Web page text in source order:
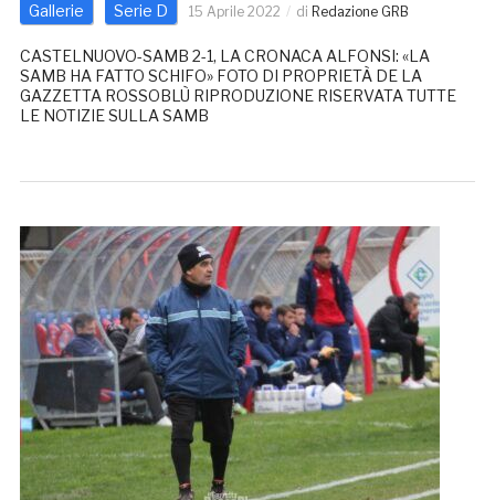
Gallerie Serie D 15 Aprile 2022 di Redazione GRB
CASTELNUOVO-SAMB 2-1, LA CRONACA ALFONSI: «LA
SAMB HA FATTO SCHIFO» FOTO DI PROPRIETÀ DE LA
GAZZETTA ROSSOBLÙ RIPRODUZIONE RISERVATA TUTTE
LE NOTIZIE SULLA SAMB